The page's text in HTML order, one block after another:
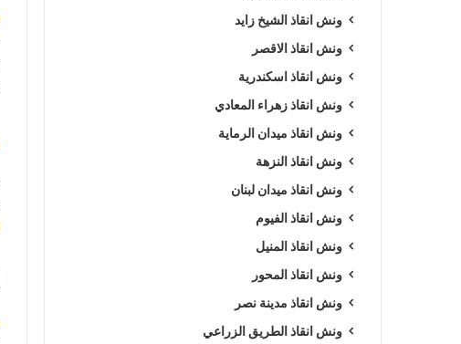
ونش انقاذ الشيخ زايد
ونش انقاذ الاقصر
ونش انقاذ اسكندرية
ونش انقاذ زهراء المعادي
ونش انقاذ ميدان الرماية
ونش انقاذ النزهة
ونش انقاذ ميدان لبنان
ونش انقاذ الفيوم
ونش انقاذ المنيل
ونش انقاذ المحور
ونش انقاذ مدينة نصر
ونش انقاذ الطريق الزراعي